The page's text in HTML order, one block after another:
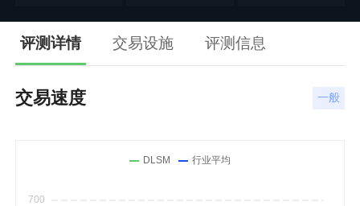
评测详情 交易设施 评测信息
交易速度 一般